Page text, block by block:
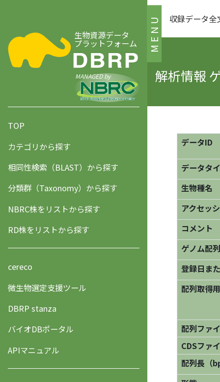
MENU
生物資源データ
プラットフォーム
MANAGED by
TOP
カテゴリから探す
相同性検索（BLAST）から探す
分類群（Taxonomy）から探す
NBRC株をリストから探す
RD株をリストから探す
cereco
微生物選定支援ツール
DBRP stanza
バイオDBポータル
APIマニュアル
収録データ全
解析情報
データID
データタ
生物種名
アクセッ
コメント
ゲノム配
登録日ま
配列取得
配列ファ
CDSファ
配列長（